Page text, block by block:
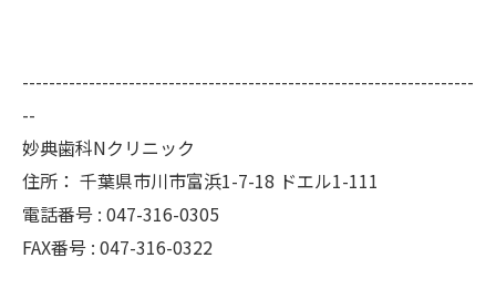
--------------------------------------------------------------------
--
妙典歯科Nクリニック
住所： 千葉県市川市富浜1-7-18 ドエル1-111
電話番号 : 047-316-0305
FAX番号 : 047-316-0322